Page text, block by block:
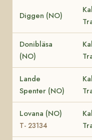
Diggen (NO)
Donibläsa
(NO)
Lande
Spenter (NO)
Lovana (NO)
T- 23134